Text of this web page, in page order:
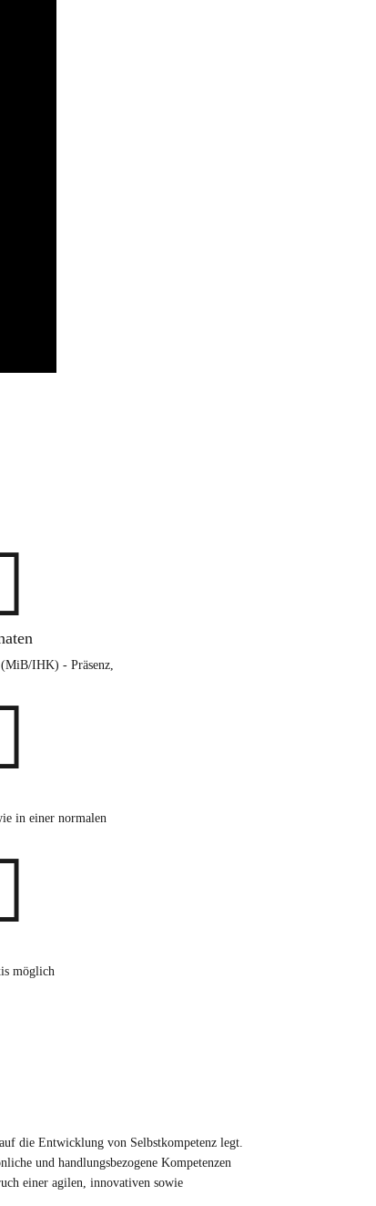
IHK) - Präsenz,
in einer normalen
möglich
die Entwicklung von Selbstkompetenz legt.
und handlungsbezogene Kompetenzen
einer agilen, innovativen sowie